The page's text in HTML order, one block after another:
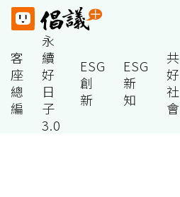
客
座
總
編
永
續
好
日
子
3.0
ESG
創
新
ESG
新
知
共
好
社
會